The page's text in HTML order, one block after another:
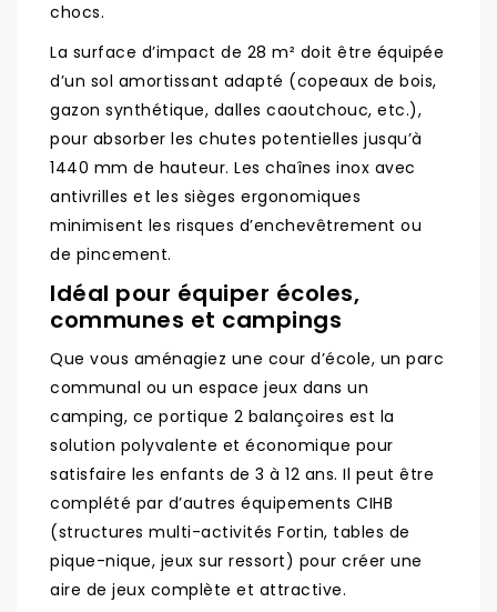
chocs.
La surface d’impact de 28 m² doit être équipée
d’un sol amortissant adapté (copeaux de bois,
gazon synthétique, dalles caoutchouc, etc.),
pour absorber les chutes potentielles jusqu’à
1440 mm de hauteur. Les chaînes inox avec
antivrilles et les sièges ergonomiques
minimisent les risques d’enchevêtrement ou
de pincement.
Idéal pour équiper écoles,
communes et campings
Que vous aménagiez une cour d’école, un parc
communal ou un espace jeux dans un
camping, ce portique 2 balançoires est la
solution polyvalente et économique pour
satisfaire les enfants de 3 à 12 ans. Il peut être
complété par d’autres équipements CIHB
(structures multi-activités Fortin, tables de
pique-nique, jeux sur ressort) pour créer une
aire de jeux complète et attractive.